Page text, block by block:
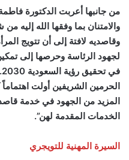
من جانبها أعربت الدكتورة
والامتنان بما وفقها الله
وقاصديه لافتة إلى أن تتويج
لجهود الرئاسة وحرصها إلى
الحرمين الشريفين أولت اهتماماً
المزيد من الجهود في خدمة
الخدمات المقدمة لهن”.
السيرة المهنية للتويجري